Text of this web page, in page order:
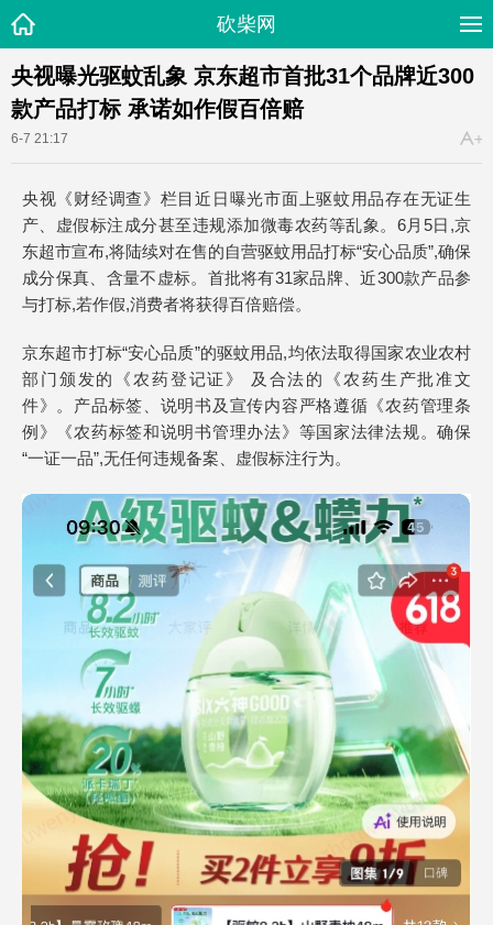
砍柴网
央视曝光驱蚊乱象 京东超市首批31个品牌近300
款产品打标 承诺如作假百倍赔
6-7 21:17
央视《财经调查》栏目近日曝光市面上驱蚊用品存在无证生
产、虚假标注成分甚至违规添加微毒农药等乱象。6月5日,京
东超市宣布,将陆续对在售的自营驱蚊用品打标“安心品质”,确保
成分保真、含量不虚标。首批将有31家品牌、近300款产品参
与打标,若作假,消费者将获得百倍赔偿。
京东超市打标“安心品质”的驱蚊用品,均依法取得国家农业农村
部门颁发的《农药登记证》 及合法的《农药生产批准文
件》。产品标签、说明书及宣传内容严格遵循《农药管理条
例》《农药标签和说明书管理办法》等国家法律法规。确保
“一证一品”,无任何违规备案、虚假标注行为。